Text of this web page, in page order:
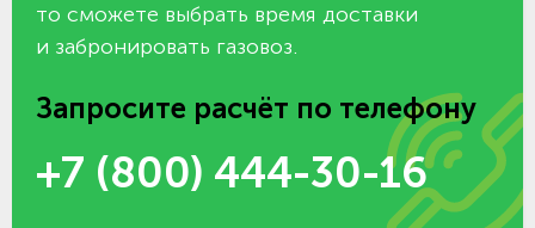
то сможете выбрать время доставки
и забронировать газовоз.
Запросите расчёт по телефону
+7 (800) 444-30-16